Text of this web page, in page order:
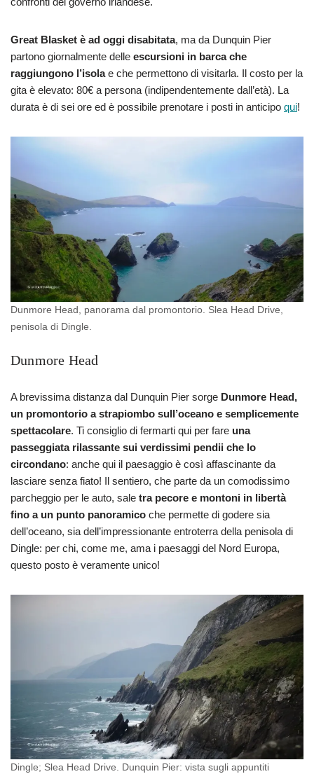
Great Blasket è ad oggi disabitata, ma da Dunquin Pier
partono giornalmente delle escursioni in barca che
raggiungono l’isolae che permettono di visitarla. Il costo per la
gita è elevato: 80€ a persona (indipendentemente dall’età). La
durata è di sei ore ed è possibile prenotare i posti in anticipo qui!
Dunmore Head, panorama dal promontorio. Slea Head Drive,
penisola di Dingle.
Dunmore Head
A brevissima distanza dal Dunquin Pier sorge Dunmore Head,
un promontorio a strapiombo sull’oceano e semplicemente
spettacolare. Ti consiglio di fermarti qui per fare una
passeggiata rilassante sui verdissimi pendii che lo
circondano: anche qui il paesaggio è così affascinante da
lasciare senza fiato! Il sentiero, che parte da un comodissimo
parcheggio per le auto, sale tra pecore e montoni in libertà
fino a un punto panoramico che permette di godere sia
dell’oceano, sia dell’impressionante entroterra della penisola di
Dingle: per chi, come me, ama i paesaggi del Nord Europa,
questo posto è veramente unico!
Dingle; Slea Head Drive. Dunquin Pier: vista sugli appuntiti